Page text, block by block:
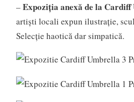
–Expoziția anexă de la
artiști locali expun ilustrație,
Selecție haotică dar simpatică.